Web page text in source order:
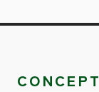
CONCEPT